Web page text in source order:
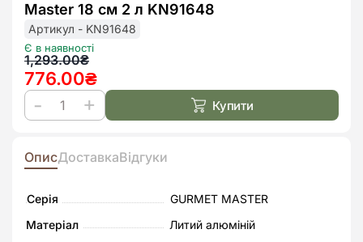
Master 18 см 2 л KN91648
Артикул - KN91648
Є в наявності
1,293.00₴
Оригінальна
ціна:
1,293.00₴.
776.00₴
Поточна
ціна:
776.00₴.
Ківш
кришкою
Gourmet
Купити
ОписДоставкаВідгуки
Серія
GURMET MASTER
Матеріал
Литий алюміній